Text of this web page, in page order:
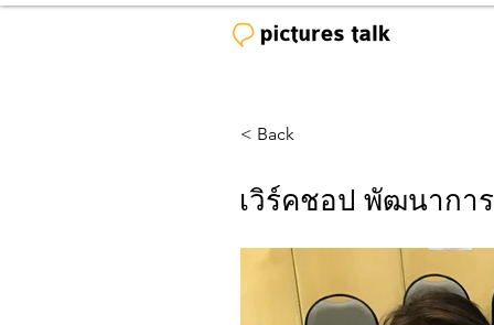
< Back
เวิร์คชอป พัฒนากา